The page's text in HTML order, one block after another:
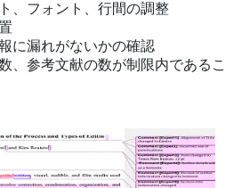
、フォント、行間の調整
に漏れがないかの確認
、参考文献の数が制限内であるこ